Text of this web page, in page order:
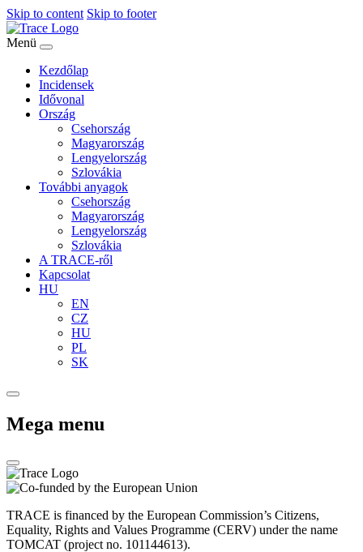
Skip to content Skip to footer
Menü
Kezdőlap
Incidensek
Idővonal
Ország
Csehország
Magyarország
Lengyelország
Szlovákia
További anyagok
Csehország
Magyarország
Lengyelország
Szlovákia
A TRACE-ről
Kapcsolat
HU
EN
CZ
HU
PL
SK
Mega menu
TRACE is financed by the European Commission’s Citizens,
Equality, Rights and Values Programme (CERV) under the name
TOMCAT (project no. 101144613).